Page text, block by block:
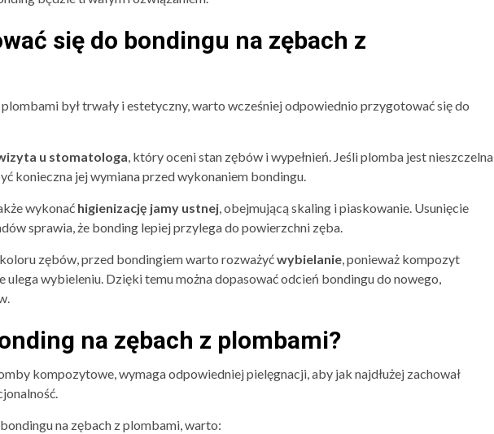
się do bondingu na zębach z
był trwały i estetyczny, warto wcześniej odpowiednio przygotować się do
u stomatologa , który oceni stan zębów i wypełnień. Jeśli plomba jest nieszczelna
konieczna jej wymiana przed wykonaniem bondingu.
wykonać higienizację jamy ustnej , obejmującą skaling i piaskowanie. Usunięcie
sprawia, że bonding lepiej przylega do powierzchni zęba.
koloru zębów, przed bondingiem warto rozważyćwybielanie , ponieważ kompozyt
ulega wybieleniu. Dzięki temu można dopasować odcień bondingu do nowego,
na zębach z plombami?
kompozytowe, wymaga odpowiedniej pielęgnacji, aby jak najdłużej zachował
na zębach z plombami, warto: